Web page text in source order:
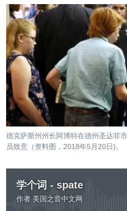
导
航
跳
转
到
检
最新国际新闻
印太
中东
欧洲
非洲
美洲
全球议题
分类新闻
经济·金融·贸易
人权·法律·宗教
科教·文娱·体健
军事
劳工
环境
美中关系
热点专题
白宫要闻
国会报道
美中关系
美国建国250周年
埃博拉疫情
重要讲话与声明
台海两岸关系
VOA视频
VOA今日焦点
中文广播
关注我们
其他语言网站
德克萨斯州州长阿博特在德州圣达菲
员致意（资料图，2018年5月20日)。
学个词 - spate
作者 美国之音中文网